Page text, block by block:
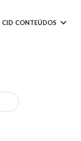
CID CONTEÚDOS